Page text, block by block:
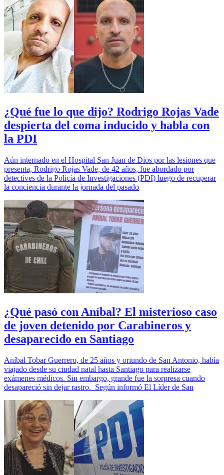
¿Qué fue lo que dijo? Rodrigo Rojas Vade
despierta del coma inducido y habla con
la PDI
Aún internado en el Hospital San Juan de Dios por las lesiones que
presenta, Rodrigo Rojas Vade, de 42 años, fue abordado por
detectives de la Policía de Investigaciones (PDI) luego de recuperar
la conciencia durante la jornada del pasado
¿Qué pasó con Aníbal? El misterioso caso
de joven detenido por Carabineros y
desaparecido en Santiago
Aníbal Tobar Guerrero, de 25 años y oriundo de San Antonio, había
viajado desde su ciudad natal hasta Santiago para realizarse
exámenes médicos. Sin embargo, grande fue la sorpresa cuando
desapareció sin dejar rastro. Según informó El Líder de San